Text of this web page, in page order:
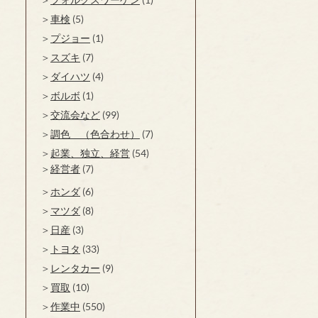
車検 (5)
プジョー (1)
スズキ (7)
ダイハツ (4)
ボルボ (1)
交流会など (99)
調色 （色合わせ）
(7)
起業、独立、経営 (54)
経営者 (7)
ホンダ (6)
マツダ (8)
日産 (3)
トヨタ (33)
レンタカー (9)
買取 (10)
作業中 (550)